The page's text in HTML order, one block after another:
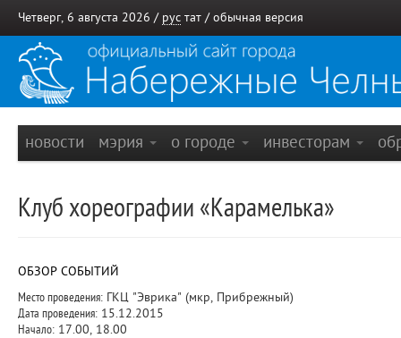
Четверг, 6 августа 2026 / рус тат / обычная версия
новости мэрия о городе инвесторам
Клуб хореографии «Карамелька»
ОБЗОР СОБЫТИЙ
Место проведения: ГКЦ "Эврика" (мкр, Прибрежный)
Дата проведения: 15.12.2015
Начало: 17.00, 18.00